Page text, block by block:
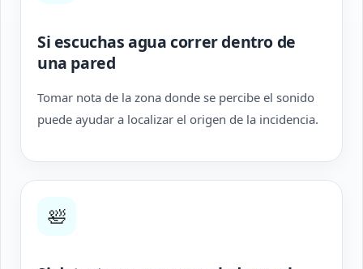
Si escuchas agua correr dentro de
una pared
Tomar nota de la zona donde se percibe el sonido
puede ayudar a localizar el origen de la incidencia.
🛀